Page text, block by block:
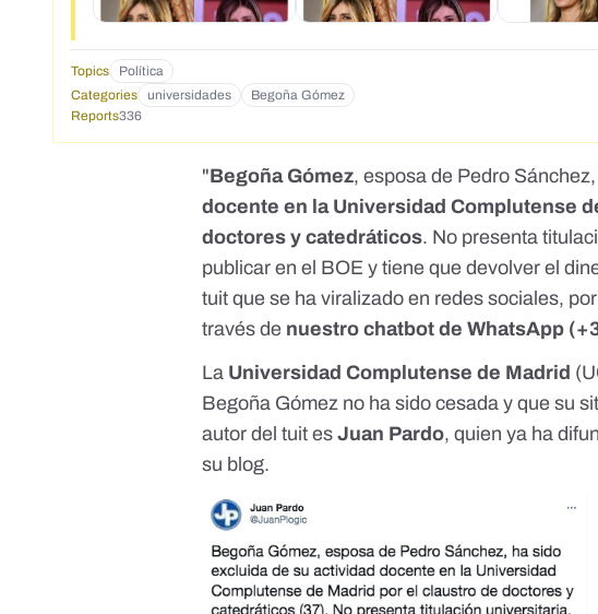
Topics Política
Categories
universidades
Begoña Gómez
Reports336
"Begoña Gómez, esposa de Pedro Sánchez,
docente en la Universidad Complutense
doctores y catedráticos. No presenta
publicar en el BOE y tiene que devolver el
tuit que se ha viralizado en redes sociales,
través de nuestro chatbot de WhatsApp
La Universidad Complutense de Madrid
Begoña Gómez no ha sido cesada y que su
autor del tuit esJuan Pardo, quien ya ha
su blog.